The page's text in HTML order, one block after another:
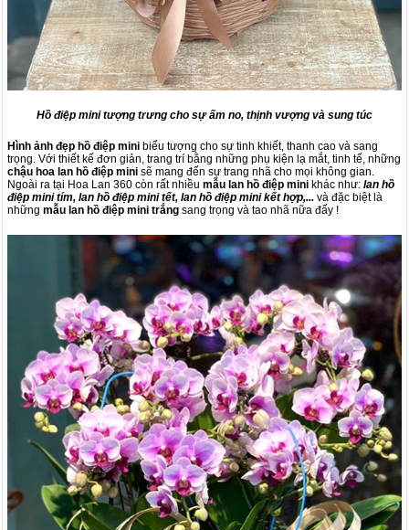
Hồ điệp mini tượng trưng cho sự ấm no, thịnh vượng và sung túc
Hình ảnh đẹp hồ điệp mini biểu tượng cho sự tinh khiết, thanh cao và sang
trọng. Với thiết kế đơn giản, trang trí bằng những phụ kiện lạ mắt, tinh tế, những
chậu hoa lan hồ điệp mini sẽ mang đến sự trang nhã cho mọi không gian.
Ngoài ra tại Hoa Lan 360 còn rất nhiều mẫu lan hồ điệp mini khác như: lan hồ
điệp mini tím, lan hồ điệp mini tết, lan hồ điệp mini kết hợp,... và đặc biệt là
những mẫu lan hồ điệp mini trắng sang trọng và tao nhã nữa đấy !